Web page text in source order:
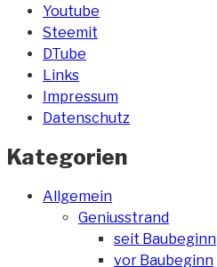
Youtube
Steemit
DTube
Links
Impressum
Datenschutz
Kategorien
Allgemein
Geniusstrand
seit Baubeginn
vor Baubeginn